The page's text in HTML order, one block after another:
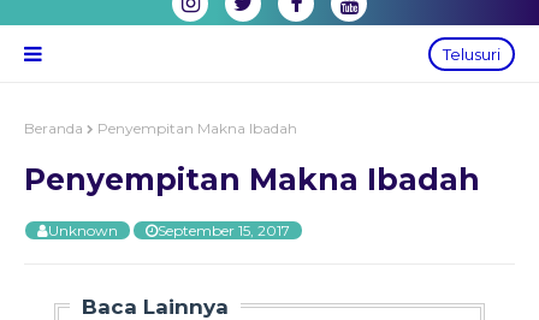
Telusuri
Beranda Penyempitan Makna Ibadah
Penyempitan Makna Ibadah
Unknown September 15, 2017
Baca Lainnya